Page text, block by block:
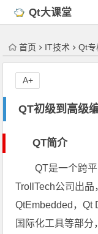
'); })(); Qt大课堂
首页 IT技术 Qt专
QT初级到高级
A+
QT简介
QT是一个跨
TrollTech公司出品
QtEmbedded，Qt
国际化工具等部